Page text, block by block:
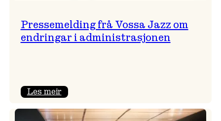
Pressemelding frå Vossa Jazz om
endringar i administrasjonen
Les meir:
frå